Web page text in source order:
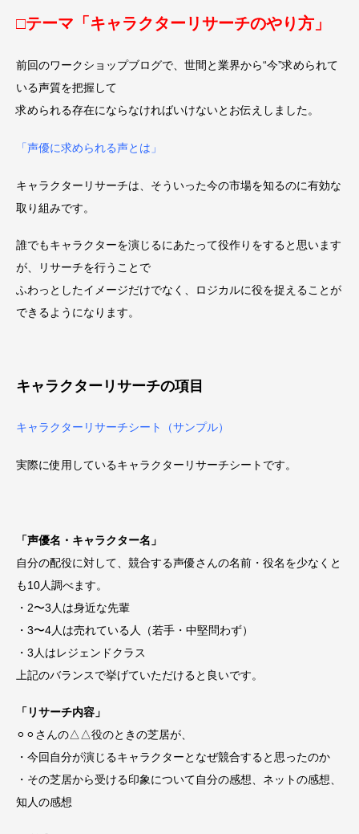
□テーマ「キャラクターリサーチのやり方」
前回のワークショップブログで、世間と業界から“今”求められて
いる声質を把握して
求められる存在にならなければいけないとお伝えしました。
「声優に求められる声とは」
キャラクターリサーチは、そういった今の市場を知るのに有効な
取り組みです。
誰でもキャラクターを演じるにあたって役作りをすると思います
が、リサーチを行うことで
ふわっとしたイメージだけでなく、ロジカルに役を捉えることが
できるようになります。
キャラクターリサーチの項目
キャラクターリサーチシート（サンプル）
実際に使用しているキャラクターリサーチシートです。
「声優名・キャラクター名」
自分の配役に対して、競合する声優さんの名前・役名を少なくと
も10人調べます。
・2〜3人は身近な先輩
・3〜4人は売れている人（若手・中堅問わず）
・3人はレジェンドクラス
上記のバランスで挙げていただけると良いです。
「リサーチ内容」
⚪︎⚪︎さんの△△役のときの芝居が、
・今回自分が演じるキャラクターとなぜ競合すると思ったのか
・その芝居から受ける印象について自分の感想、ネットの感想、
知人の感想